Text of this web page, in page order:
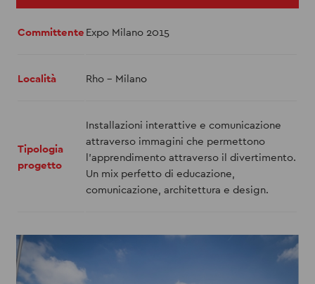
Committente Expo Milano 2015
Località Rho - Milano
Tipologia
progetto
Installazioni interattive e comunicazione
attraverso immagini che permettono
l'apprendimento attraverso il divertimento.
Un mix perfetto di educazione,
comunicazione, architettura e design.